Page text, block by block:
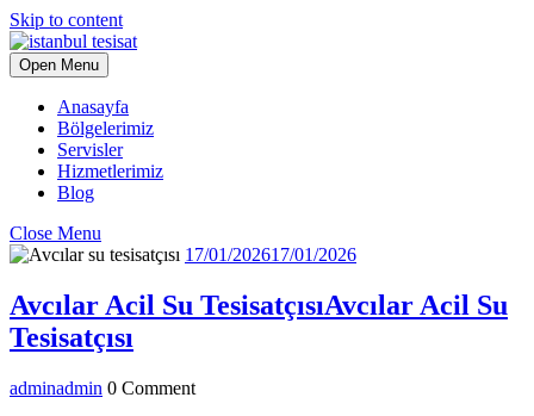
Skip to content
Open Menu
Anasayfa
Bölgelerimiz
Servisler
Hizmetlerimiz
Blog
Close Menu
17/01/202617/01/2026
Avcılar Acil Su TesisatçısıAvcılar Acil Su
Tesisatçısı
adminadmin 0 Comment